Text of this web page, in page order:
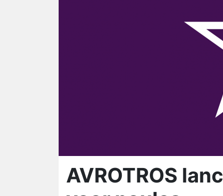
AVROTROS